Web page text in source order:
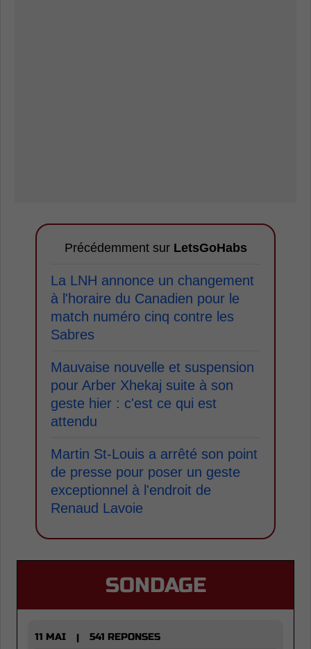
Précédemment sur LetsGoHabs
La LNH annonce un changement
à l'horaire du Canadien pour le
match numéro cinq contre les
Sabres
Mauvaise nouvelle et suspension
pour Arber Xhekaj suite à son
geste hier : c'est ce qui est
attendu
Martin St-Louis a arrêté son point
de presse pour poser un geste
exceptionnel à l'endroit de
Renaud Lavoie
SONDAGE
11 MAI |
541 REPONSES